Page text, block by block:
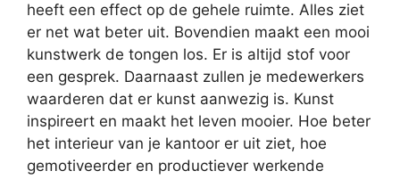
heeft een effect op de gehele ruimte. Alles ziet
er net wat beter uit. Bovendien maakt een mooi
kunstwerk de tongen los. Er is altijd stof voor
een gesprek. Daarnaast zullen je medewerkers
waarderen dat er kunst aanwezig is. Kunst
inspireert en maakt het leven mooier. Hoe beter
het interieur van je kantoor er uit ziet, hoe
gemotiveerder en productiever werkende